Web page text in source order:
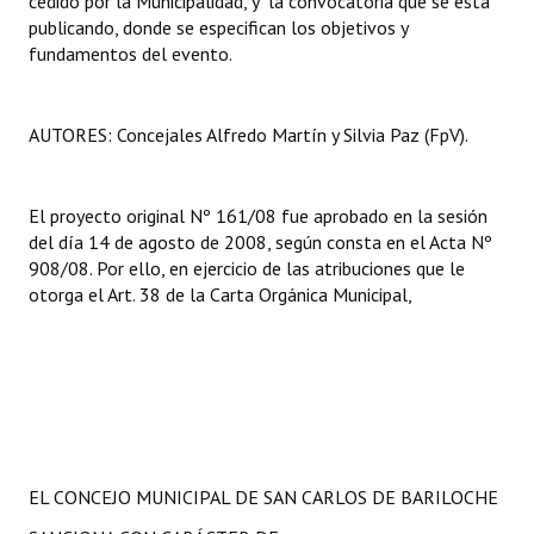
Huéspedes de Honor - Registro
Entrega de distinciones
REFORMA DE LA CARTA ORGÁNICA
publicando, donde se especifican los objetivos y
fundamentos del evento.
AUTORES: Concejales Alfredo Martín y Silvia Paz (FpV).
El proyecto original Nº 161/08 fue aprobado en la sesión
del día 14 de agosto de 2008, según consta en el Acta Nº
908/08. Por ello, en ejercicio de las atribuciones que le
otorga el Art. 38 de la Carta Orgánica Municipal,
EL CONCEJO MUNICIPAL DE SAN CARLOS DE BARILOCHE